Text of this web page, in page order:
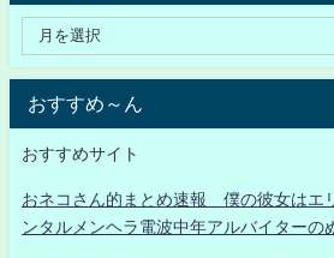
おすすめ～ん
おすすめサイト
おネコさん的まとめ速報 僕の彼女はエ
ンタルメンヘラ電波中年アルバイターの